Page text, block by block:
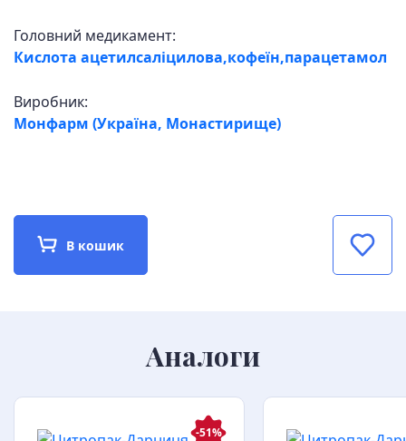
Головний медикамент:
Кислота ацетилсаліцилова,кофеїн,парацетамол
Виробник:
Монфарм (Україна, Монастирище)
В кошик
Аналоги
-51%